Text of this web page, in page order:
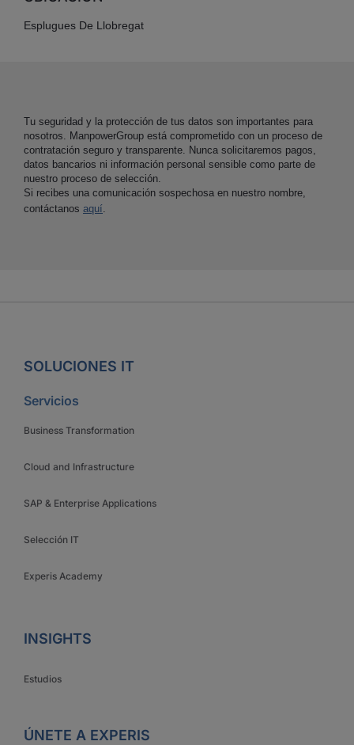
Esplugues De Llobregat
Tu seguridad y la protección de tus datos son importantes para
nosotros. ManpowerGroup está comprometido con un proceso de
contratación seguro y transparente. Nunca solicitaremos pagos,
datos bancarios ni información personal sensible como parte de
nuestro proceso de selección.
Si recibes una comunicación sospechosa en nuestro nombre,
contáctanos aquí
SOLUCIONES IT
Servicios
Business Transformation
Cloud and Infrastructure
SAP & Enterprise Applications
Selección IT
Experis Academy
INSIGHTS
Estudios
ÚNETE A EXPERIS